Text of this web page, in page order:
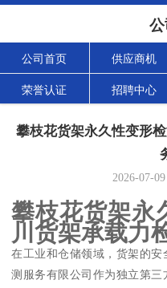
公司首页 供应商机
荣誉认证 招聘中心
攀枝花货架永久性变形
2026-07-09
攀枝花货架永
川货架承载力
在工业和仓储领域，货架的
测服务有限公司作为独立第